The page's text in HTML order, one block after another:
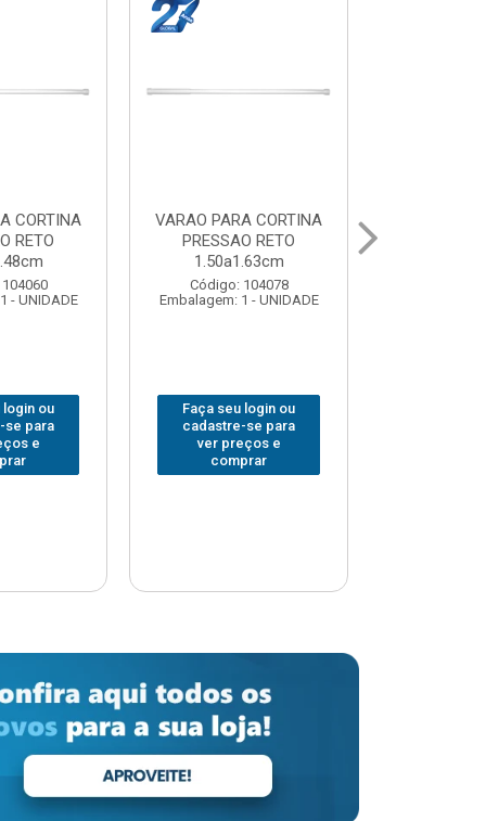
CORTINA
RETO
- UNIDADE
login ou
se para
e
VARAL PARA TETO
MAXEB ACO 1.40m
Código: 104086
Embalagem: 1 - UNIDADE
Faça seu login ou
cadastre-se para
ver preços e
comprar